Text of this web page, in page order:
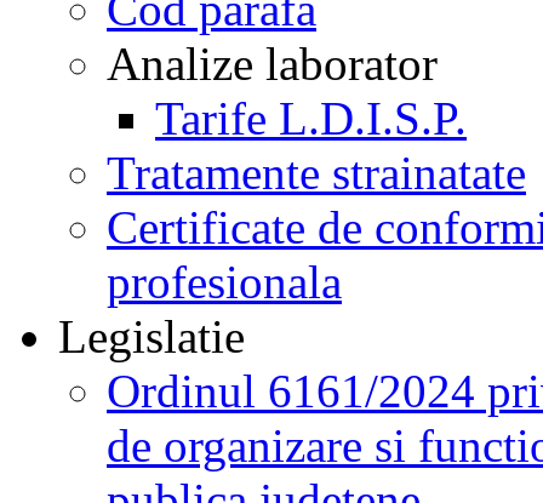
Analize laborator
Tarife L.D.I.S.P.
Tratamente strainatate
Certificate de
profesionala
Legislatie
Ordinul 6161/2024
de organizare si